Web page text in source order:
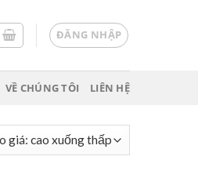
ĐĂNG NHẬP
VỀ CHÚNG TÔI LIÊN HỆ